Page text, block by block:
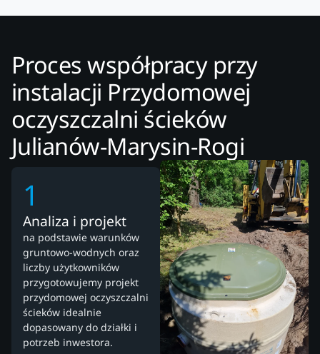
Proces współpracy przy
instalacji Przydomowej
oczyszczalni ścieków
Julianów-Marysin-Rogi
1
Analiza i projekt
na podstawie warunków
gruntowo-wodnych oraz
liczby użytkowników
przygotowujemy projekt
przydomowej oczyszczalni
ścieków idealnie
dopasowany do działki i
potrzeb inwestora.